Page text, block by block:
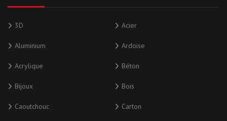
3D Acier
Aluminium Ardoise
Acrylique Béton
Bijoux Bois
Caoutchouc Carton